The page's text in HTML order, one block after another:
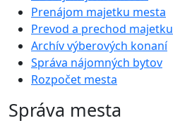
Prenájom majetku mesta
Prevod a prechod majetku
Archív výberových konaní
Správa nájomných bytov
Rozpočet mesta
Správa mesta